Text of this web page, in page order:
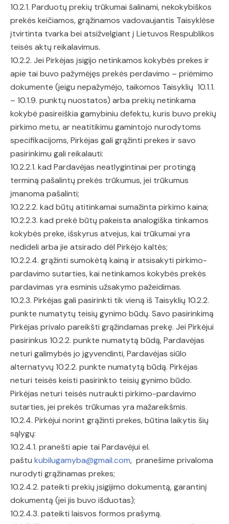
10.2.1. Parduotų prekių trūkumai šalinami, nekokybiškos
prekės keičiamos, grąžinamos vadovaujantis Taisyklėse
įtvirtinta tvarka bei atsižvelgiant į Lietuvos Respublikos
teisės aktų reikalavimus.
10.2.2. Jei Pirkėjas įsigijo netinkamos kokybės prekes ir
apie tai buvo pažymėjęs prekės perdavimo – priėmimo
dokumente (jeigu nepažymėjo, taikomos Taisyklių 10.1.1.
– 10.1.9. punktų nuostatos) arba prekių netinkama
kokybė pasireiškia gamybiniu defektu, kuris buvo prekių
pirkimo metu, ar neatitikimu gamintojo nurodytoms
specifikacijoms, Pirkėjas gali grąžinti prekes ir savo
pasirinkimu gali reikalauti:
10.2.2.1. kad Pardavėjas neatlygintinai per protingą
terminą pašalintų prekės trūkumus, jei trūkumus
įmanoma pašalinti;
10.2.2.2. kad būtų atitinkamai sumažinta pirkimo kaina;
10.2.2.3. kad prekė būtų pakeista analogiška tinkamos
kokybės preke, išskyrus atvejus, kai trūkumai yra
nedideli arba jie atsirado dėl Pirkėjo kaltės;
10.2.2.4. grąžinti sumokėtą kainą ir atsisakyti pirkimo-
pardavimo sutarties, kai netinkamos kokybės prekės
pardavimas yra esminis užsakymo pažeidimas.
10.2.3. Pirkėjas gali pasirinkti tik vieną iš Taisyklių 10.2.2.
punkte numatytų teisių gynimo būdų. Savo pasirinkimą
Pirkėjas privalo pareikšti grąžindamas prekę. Jei Pirkėjui
pasirinkus 10.2.2. punkte numatytą būdą, Pardavėjas
neturi galimybės jo įgyvendinti, Pardavėjas siūlo
alternatyvų 10.2.2. punkte numatytą būdą. Pirkėjas
neturi teisės keisti pasirinkto teisių gynimo būdo.
Pirkėjas neturi teisės nutraukti pirkimo-pardavimo
sutarties, jei prekės trūkumas yra mažareikšmis.
10.2.4. Pirkėjui norint grąžinti prekes, būtina laikytis šių
sąlygų:
10.2.4.1. pranešti apie tai Pardavėjui el.
paštu kubilugamyba@gmail.com, pranešime privaloma
nurodyti grąžinamas prekes;
10.2.4.2. pateikti prekių įsigijimo dokumentą, garantinį
dokumentą (jei jis buvo išduotas);
10.2.4.3. pateikti laisvos formos prašymą.